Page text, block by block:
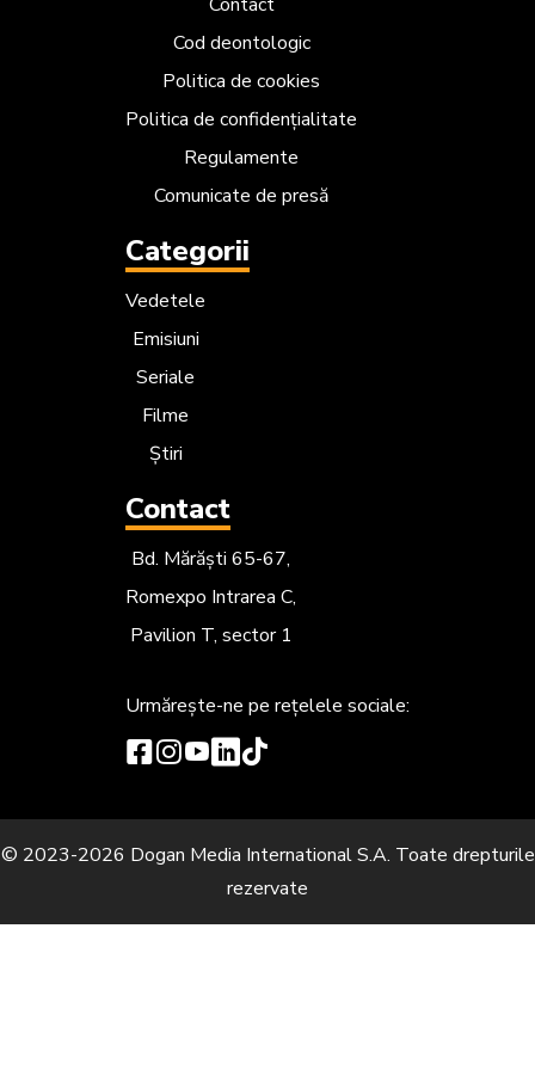
Contact
Cod deontologic
Politica de cookies
Politica de confidențialitate
Regulamente
Comunicate de presă
Categorii
Vedetele
Emisiuni
Seriale
Filme
Știri
Contact
Bd. Mărăști 65-67,
Romexpo Intrarea C,
Pavilion T, sector 1
Urmărește-ne pe rețelele sociale:
© 2023-2026 Dogan Media International S.A. Toate drepturile
rezervate